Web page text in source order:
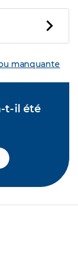
manquante
t-il été